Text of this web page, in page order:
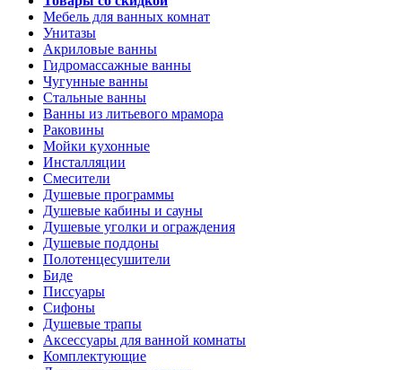
Мебель для ванных комнат
Унитазы
Акриловые ванны
Гидромассажные ванны
Чугунные ванны
Стальные ванны
Ванны из литьевого мрамора
Раковины
Мойки кухонные
Инсталляции
Смесители
Душевые программы
Душевые кабины и сауны
Душевые уголки и ограждения
Душевые поддоны
Полотенцесушители
Биде
Писсуары
Сифоны
Душевые трапы
Аксессуары для ванной комнаты
Комплектующие